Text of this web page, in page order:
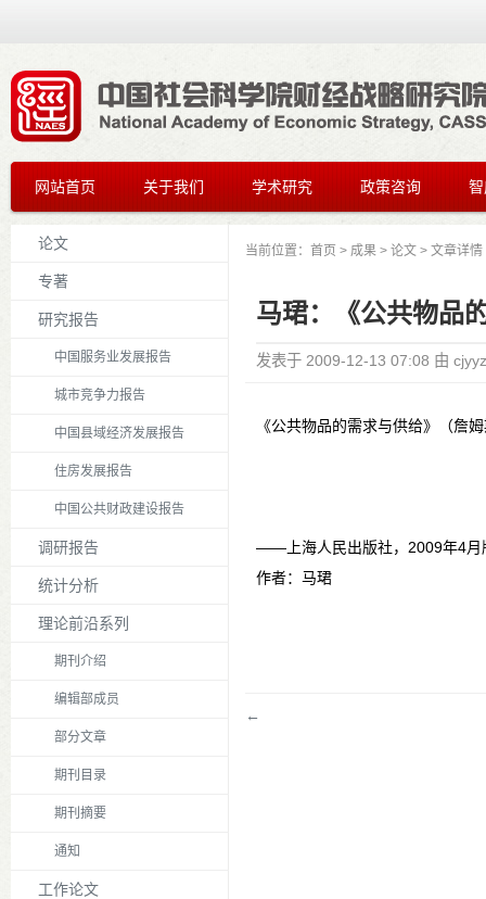
网站首页 关于我们 学术研究 政策咨询
论文
专著
研究报告
中国服务业发展报告
城市竞争力报告
中国县域经济发展报告
住房发展报告
中国公共财政建设报告
调研报告
统计分析
理论前沿系列
期刊介绍
编辑部成员
部分文章
期刊目录
期刊摘要
通知
工作论文
当前位置： 首页 > 成果 > 论文 > 文章详情
马珺：《公共物品
发表于 2009-12-13 07:08 由
《公共物品的需求与供给》（詹
——上海人民出版社，2009年4月
作者：马珺
←